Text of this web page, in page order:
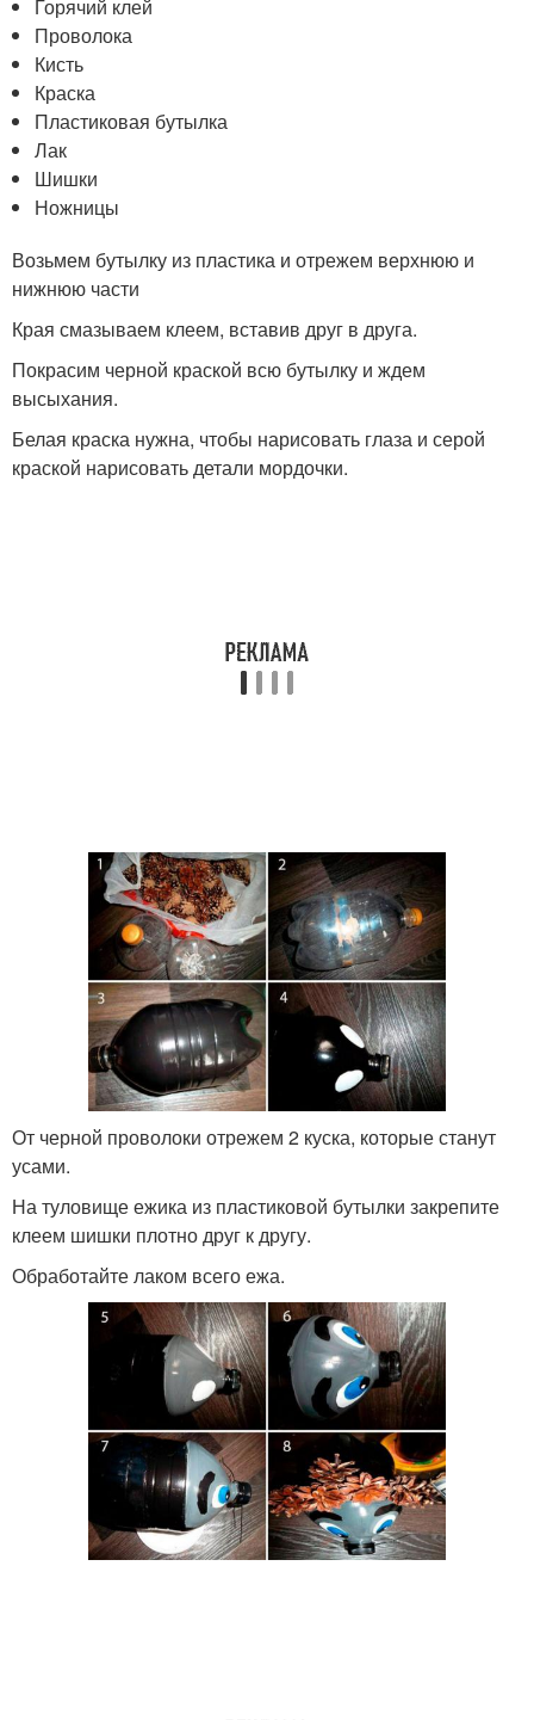
Горячий клей
Проволока
Кисть
Краска
Пластиковая бутылка
Лак
Шишки
Ножницы
Возьмем бутылку из пластика и отрежем верхнюю и
нижнюю части
Края смазываем клеем, вставив друг в друга.
Покрасим черной краской всю бутылку и ждем
высыхания.
Белая краска нужна, чтобы нарисовать глаза и серой
краской нарисовать детали мордочки.
От черной проволоки отрежем 2 куска, которые станут
усами.
На туловище ежика из пластиковой бутылки закрепите
клеем шишки плотно друг к другу.
Обработайте лаком всего ежа.